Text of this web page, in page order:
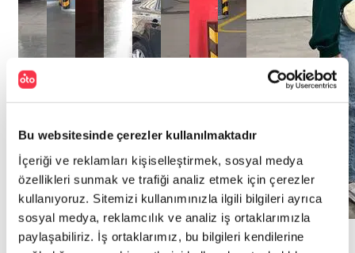
Bu websitesinde çerezler kullanılmaktadır
İçeriği ve reklamları kişiselleştirmek, sosyal medya
özellikleri sunmak ve trafiği analiz etmek için çerezler
kullanıyoruz. Sitemizi kullanımınızla ilgili bilgileri ayrıca
sosyal medya, reklamcılık ve analiz iş ortaklarımızla
paylaşabiliriz. İş ortaklarımız, bu bilgileri kendilerine
Hikayeye
Git
Hikayeye
Git
Hikayeye
Git
Hikayeye
Git
Hikayeye
Git
Hikayeye
Git
Hikayeye
Git
Hikayeye
Git
Hikayeye
Git